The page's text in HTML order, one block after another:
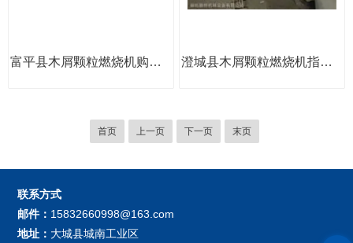
富平县木屑颗粒燃烧机购买找李经理 生物质燃烧机 澄城县木屑颗粒燃烧机指导使用 生物质燃烧机
首页 上一页 下一页 末页
联系方式
邮件： 15832660998@163.com
地址： 大城县城南工业区